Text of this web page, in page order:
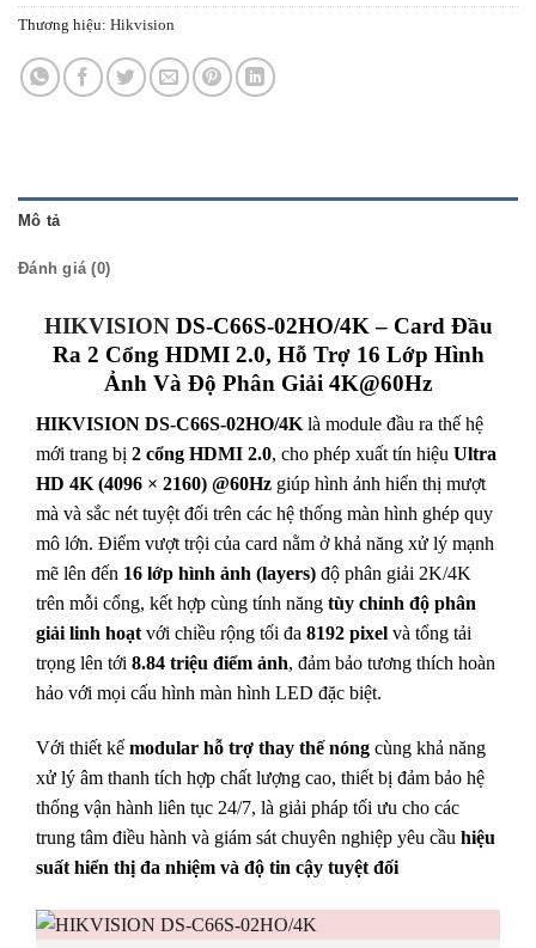
Thương hiệu: Hikvision
Mô tả
Đánh giá (0)
HIKVISIONDS-C66S-02HO/4K – Card Đầu
Ra 2 Cổng HDMI 2.0, Hỗ Trợ 16 Lớp Hình
Ảnh Và Độ Phân Giải 4K@60Hz
HIKVISION DS-C66S-02HO/4K là module đầu ra thế hệ
mới trang bị 2 cổng HDMI 2.0, cho phép xuất tín hiệu Ultra
HD 4K (4096 × 2160) @60Hz giúp hình ảnh hiển thị mượt
mà và sắc nét tuyệt đối trên các hệ thống màn hình ghép quy
mô lớn. Điểm vượt trội của card nằm ở khả năng xử lý mạnh
mẽ lên đến 16 lớp hình ảnh (layers) độ phân giải 2K/4K
trên mỗi cổng, kết hợp cùng tính năng tùy chỉnh độ phân
giải linh hoạt với chiều rộng tối đa 8192 pixel và tổng tải
trọng lên tới 8.84 triệu điểm ảnh, đảm bảo tương thích hoàn
hảo với mọi cấu hình màn hình LED đặc biệt.
Với thiết kế modular hỗ trợ thay thế nóng cùng khả năng
xử lý âm thanh tích hợp chất lượng cao, thiết bị đảm bảo hệ
thống vận hành liên tục 24/7, là giải pháp tối ưu cho các
trung tâm điều hành và giám sát chuyên nghiệp yêu cầu hiệu
suất hiển thị đa nhiệm và độ tin cậy tuyệt đối